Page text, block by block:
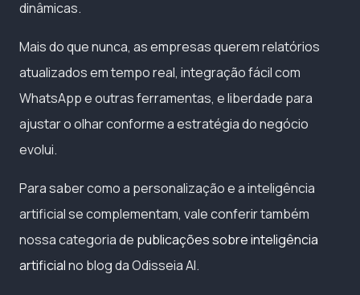
dinâmicas.
Mais do que nunca, as empresas querem relatórios
atualizados em tempo real, integração fácil com
WhatsApp e outras ferramentas, e liberdade para
ajustar o olhar conforme a estratégia do negócio
evolui.
Para saber como a personalização e a inteligência
artificial se complementam, vale conferir também
nossa categoria de publicações sobre inteligência
artificialno blog da Odisseia AI.